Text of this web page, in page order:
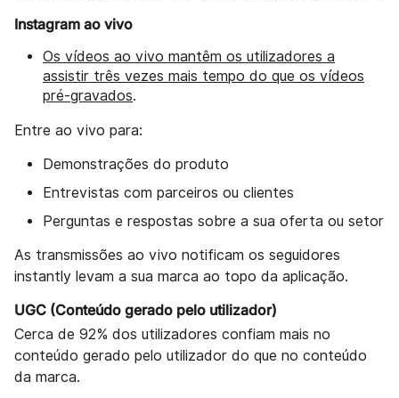
Instagram ao vivo
Os vídeos ao vivo mantêm os utilizadores a
assistir três vezes mais tempo do que os vídeos
pré-gravados.
Entre ao vivo para:
Demonstrações do produto
Entrevistas com parceiros ou clientes
Perguntas e respostas sobre a sua oferta ou setor
As transmissões ao vivo notificam os seguidores
instantly levam a sua marca ao topo da aplicação.
UGC (Conteúdo gerado pelo utilizador)
Cerca de 92% dos utilizadores confiam mais no
conteúdo gerado pelo utilizador do que no conteúdo
da marca.